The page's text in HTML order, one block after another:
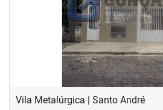
Previous
Vila Metalúrgica | Santo André